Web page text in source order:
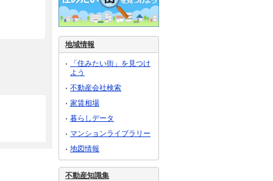
地域情報
「住みたい街」を見つけ
よう
不動産会社検索
家賃相場
暮らしデータ
マンションライブラリー
地図情報
不動産知識集